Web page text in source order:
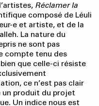
Réclamer la
composé de Léuli
e et artiste, et de la
La nature du
ne sont pas
compte tenu des
que celle-ci résiste
ce n’est pas clair
un produit du projet
Un indice nous est